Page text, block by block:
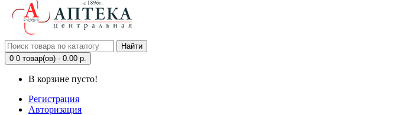
Найти
0 0 товар(ов) - 0.00 р.
В корзине пусто!
Регистрация
Авторизация